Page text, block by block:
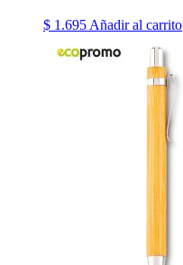
$ 1.695 Añadir al carrito